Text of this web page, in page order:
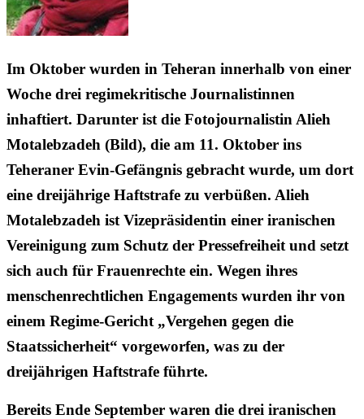
Im Oktober wurden in Teheran innerhalb von einer
Woche drei regimekritische Journalistinnen
inhaftiert. Darunter ist die Fotojournalistin Alieh
Motalebzadeh (Bild), die am 11. Oktober ins
Teheraner Evin-Gefängnis gebracht wurde, um dort
eine dreijährige Haftstrafe zu verbüßen. Alieh
Motalebzadeh ist Vizepräsidentin einer iranischen
Vereinigung zum Schutz der Pressefreiheit und setzt
sich auch für Frauenrechte ein. Wegen ihres
menschenrechtlichen Engagements wurden ihr von
einem Regime-Gericht „Vergehen gegen die
Staatssicherheit“ vorgeworfen, was zu der
dreijährigen Haftstrafe führte.
Bereits Ende September waren die drei iranischen